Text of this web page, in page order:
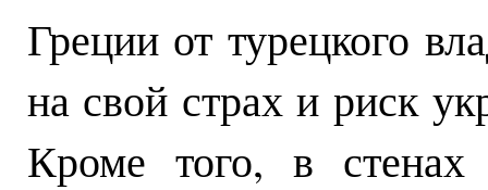
Греции от турецкого
на свой страх и риск
Кроме того, в стенах